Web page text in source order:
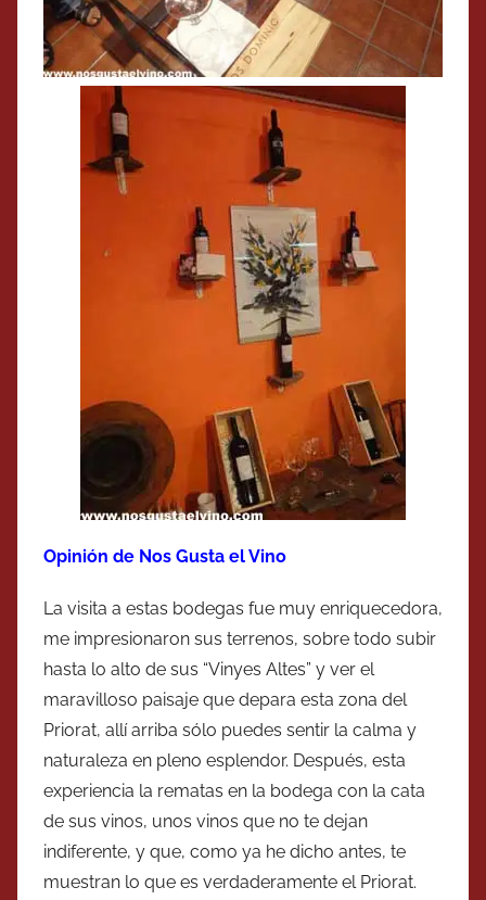
Opinión de Nos Gusta el Vino
La visita a estas bodegas fue muy enriquecedora,
me impresionaron sus terrenos, sobre todo subir
hasta lo alto de sus “Vinyes Altes” y ver el
maravilloso paisaje que depara esta zona del
Priorat, allí arriba sólo puedes sentir la calma y
naturaleza en pleno esplendor. Después, esta
experiencia la rematas en la bodega con la cata
de sus vinos, unos vinos que no te dejan
indiferente, y que, como ya he dicho antes, te
muestran lo que es verdaderamente el Priorat.